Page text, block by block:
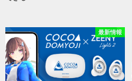
最新情報